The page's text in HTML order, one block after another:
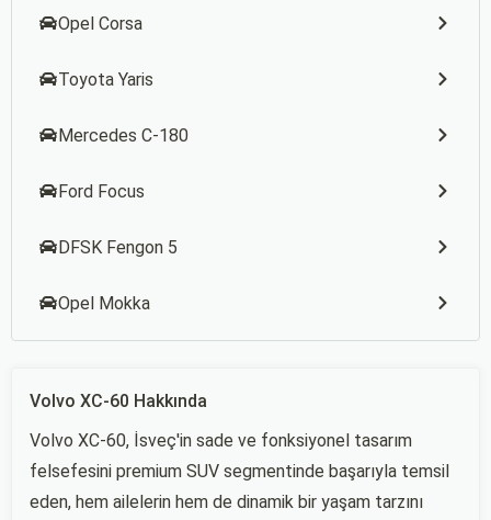
Opel Corsa
Toyota Yaris
Mercedes C-180
Ford Focus
DFSK Fengon 5
Opel Mokka
Volvo XC-60 Hakkında
Volvo XC-60, İsveç'in sade ve fonksiyonel tasarım
felsefesini premium SUV segmentinde başarıyla temsil
eden, hem ailelerin hem de dinamik bir yaşam tarzını